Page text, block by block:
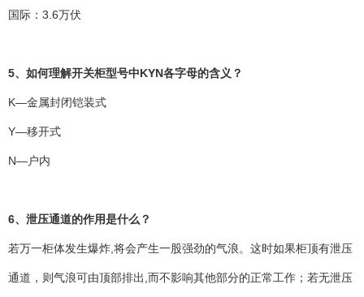
国际：3.6万伏
5、如何理解开关柜型号中KYN各字母的含义？
K—金属封闭铠装式
Y—移开式
N—户内
6、泄压通道的作用是什么？
若万一柜体发生爆炸,将会产生一股强劲的气浪。这时如果柜顶有泄压
通道，则气浪可由顶部排出,而不影响其他部分的正常工作；若无泄压